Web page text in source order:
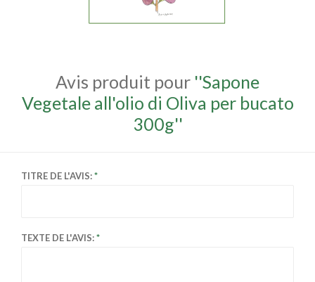
Avis produit pour Sapone
Vegetale all'olio di Oliva per bucato
300g
TITRE DE L'AVIS:
TEXTE DE L'AVIS: